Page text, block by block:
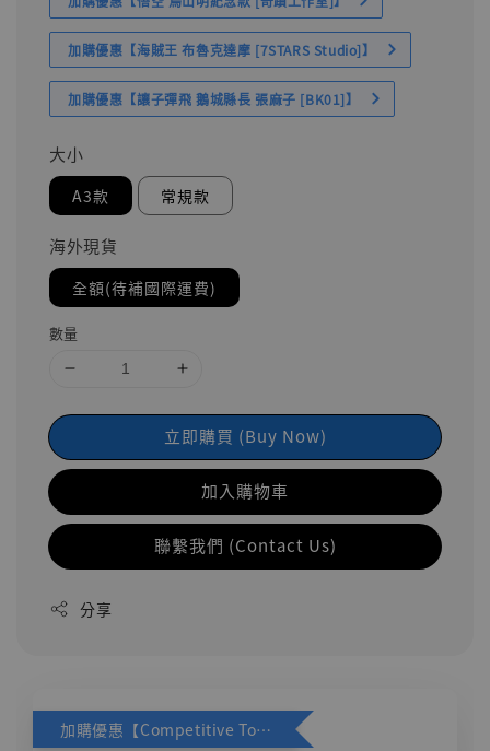
加購優惠【海賊王 布魯克達摩 [7STARS Studio]】
加購優惠【讓子彈飛 鵝城縣長 張麻子 [BK01]】
大小
A3款 常規款
海外現貨
全額(待補國際運費)
數量
立即購買 (Buy Now)
加入購物車
聯繫我們 (Contact Us)
分享
加購優惠【Competitive Toys 梅西 [CM001]】